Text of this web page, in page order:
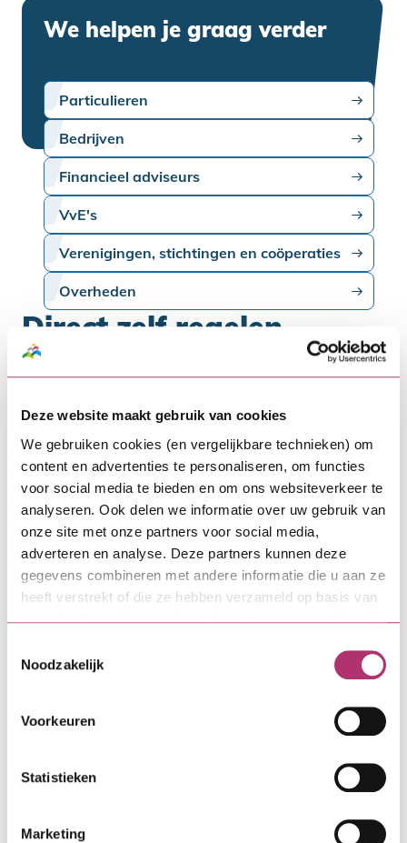
Deze website maakt gebruik van cookies
We gebruiken cookies (en vergelijkbare technieken) om
content en advertenties te personaliseren, om functies
voor social media te bieden en om ons websiteverkeer te
analyseren. Ook delen we informatie over uw gebruik van
onze site met onze partners voor social media,
adverteren en analyse. Deze partners kunnen deze
gegevens combineren met andere informatie die u aan ze
heeft verstrekt of die ze hebben verzameld op basis van
uw gebruik van hun services. Lees meer over cookies in
Noodzakelijk
Voorkeuren
Statistieken
Marketing
We helpen je graag verder
Particulieren
Bedrijven
Financieel adviseurs
VvE's
Verenigingen, stichtingen en coöperaties
Overheden
Direct zelf regelen
Wil je een wijziging doorgeven of ben je op
hieronder informatie over deze
onderwerpen en meer.
Aan de slag
Direct zelf regelen